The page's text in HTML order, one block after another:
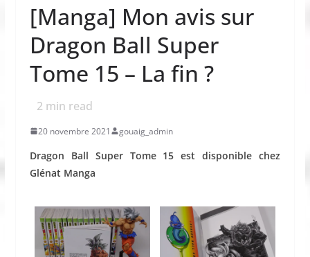
[Manga] Mon avis sur
Dragon Ball Super
Tome 15 – La fin ?
2 min read
20 novembre 2021 gouaig_admin
Dragon Ball Super Tome 15 est disponible chez
Glénat Manga